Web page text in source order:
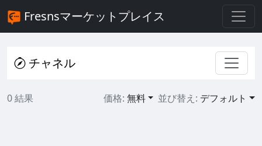
Fresnsマーケットプレイス
チャネル
0 結果 価格: 無料 並び替え: デフォルト